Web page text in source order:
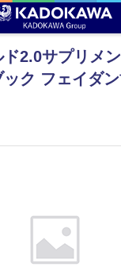
ド2.0サプリメ
ク フェイダ